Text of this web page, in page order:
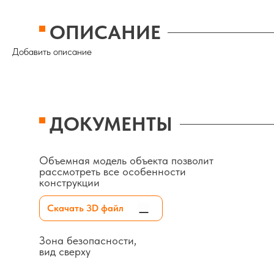
ОПИСАНИЕ
Добавить описание
ДОКУМЕНТЫ
Объемная модель объекта позволит
рассмотреть все особенности
конструкции
Скачать 3D файл
Зона безопасности,
вид сверху